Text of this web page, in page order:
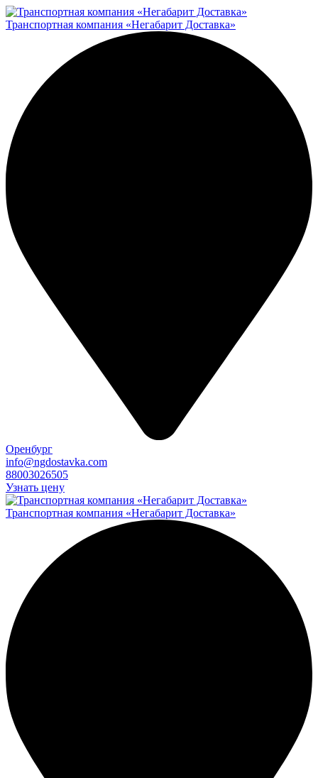
Транспортная компания «Негабарит Доставка»
Оренбург
info@ngdostavka.com
88003026505
Узнать цену
Транспортная компания «Негабарит Доставка»